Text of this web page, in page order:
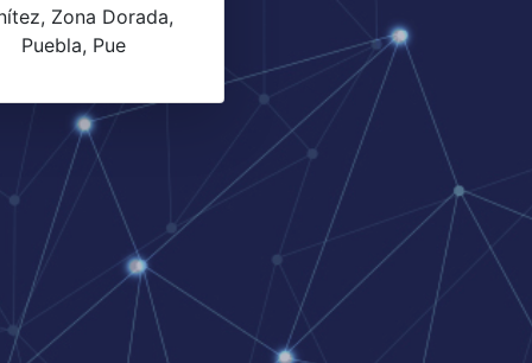
Zona Dorada,
Puebla, Pue